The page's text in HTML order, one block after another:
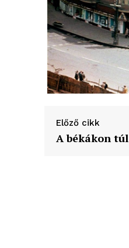
Előző cikk
A békákon túl